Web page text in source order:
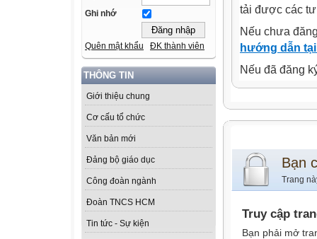
Ghi nhớ
Quên mật khẩu ĐK thành viên
THÔNG TIN
Giới thiệu chung
Cơ cấu tổ chức
Văn bản mới
Đảng bộ giáo dục
Công đoàn ngành
Đoàn TNCS HCM
Tin tức - Sự kiện
tải được các
Nếu chưa
hướng dẫn
Nếu đã đăng
Bạn
Trang
Truy cập
Bạn phải mở